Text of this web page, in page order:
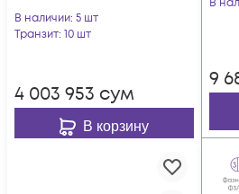
1000 VA, 36VDC
В наличии: 5 шт
Транзит: 10 шт
4 003 953 сум
В корзину
В
9